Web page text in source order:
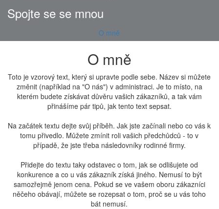
Spojte se se mnou
O mně
O mně
Toto je vzorový text, který si upravte podle sebe. Název si můžete
změnit (například na "O nás") v administraci. Je to místo, na
kterém budete získávat důvěru vašich zákazníků, a tak vám
přinášíme pár tipů, jak tento text sepsat.
Na začátek textu dejte svůj příběh. Jak jste začínali nebo co vás k
tomu přivedlo. Můžete zmínit roli vašich předchůdců - to v
případě, že jste třeba následovníky rodinné firmy.
Přidejte do textu taky odstavec o tom, jak se odlišujete od
konkurence a co u vás zákazník získá jiného. Nemusí to být
samozřejmě jenom cena. Pokud se ve vašem oboru zákazníci
něčeho obávají, můžete se rozepsat o tom, proč se u vás toho
bát nemusí.